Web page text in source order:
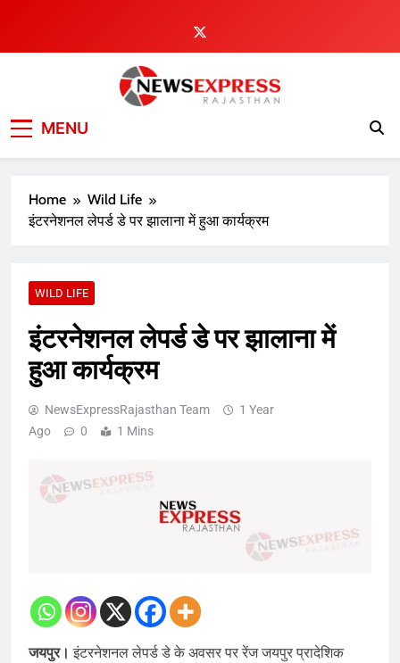
content
MENU
Home
Wild Life
इंटरनेशनल लेपर्ड डे पर झालाना में हुआ कार्यक्रम
WILD LIFE
इंटरनेशनल लेपर्ड डे पर झालाना में
हुआ कार्यक्रम
NewsExpressRajasthan Team
1 Year
Ago
0 1 Mins
जयपुर।इंटरनेशनल लेपर्ड डे के अवसर पर रेंज जयपुर प्रादेशिक